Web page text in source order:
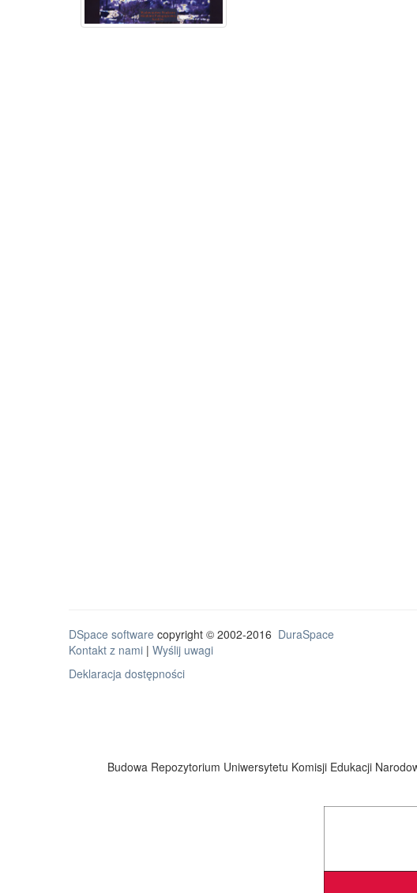
DSpace software copyright © 2002-2016 DuraSpace
Kontakt z nami | Wyślij uwagi
Deklaracja dostępności
Budowa Repozytorium Uniwersytetu Komisji Edukacji